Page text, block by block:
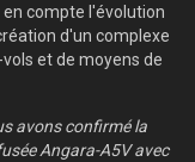
compte l'évolution
d'un complexe
et de moyens de
avons confirmé la
Angara-A5V avec